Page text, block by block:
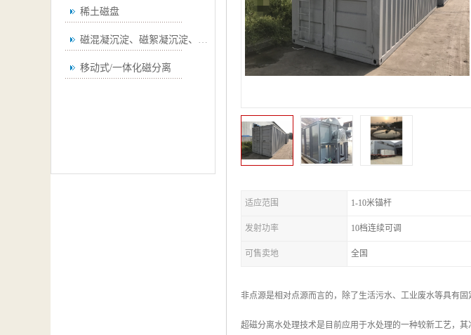
稀土磁盘
磁混凝沉淀、磁絮凝沉淀、磁澄清
移动式/一体化磁分离
适应范围 1-10米锚杆
发射功率 10档连续可调
可售卖地 全国
非点源是相对点源而言的，除了生活污水、工业废水等具有
超磁分离水处理技术是目前应用于水处理的一种较新工艺，